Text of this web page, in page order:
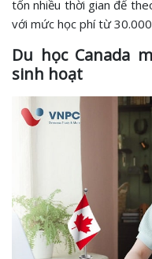
tốn nhiều thời gian để
với mức học phí từ
Du học Canada
sinh hoạt